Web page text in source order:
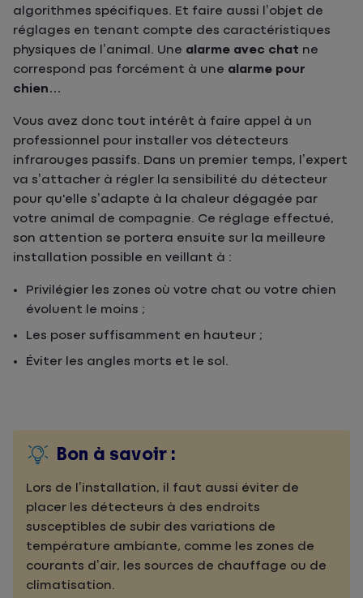
algorithmes spécifiques. Et faire aussi l’objet de
réglages en tenant compte des caractéristiques
physiques de l’animal. Une alarme avec chat ne
correspond pas forcément à une alarme pour
chien…
Vous avez donc tout intérêt à faire appel à un
professionnel pour installer vos détecteurs
infrarouges passifs. Dans un premier temps, l’expert
va s’attacher à régler la sensibilité du détecteur
pour qu'elle s’adapte à la chaleur dégagée par
votre animal de compagnie. Ce réglage effectué,
son attention se portera ensuite sur la meilleure
installation possible en veillant à :
Privilégier les zones où votre chat ou votre chien
évoluent le moins ;
Les poser suffisamment en hauteur ;
Éviter les angles morts et le sol.
Bon à savoir :
Lors de l’installation, il faut aussi éviter de
placer les détecteurs à des endroits
susceptibles de subir des variations de
température ambiante, comme les zones de
courants d’air, les sources de chauffage ou de
climatisation.